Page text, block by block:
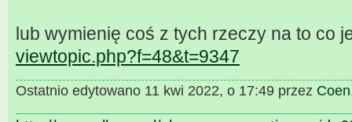
lub wymienię coś z tych rzeczy na to co
viewtopic.php?f=48&t=9347
Ostatnio edytowano 11 kwi 2022, o 17:49 przez Coen